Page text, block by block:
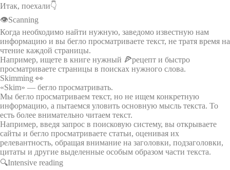
Итак, поехали👇
👁Scanning
Когда необходимо найти нужную, заведомо известную нам
информацию и вы бегло просматриваете текст, не тратя время на
чтение каждой страницы.
Например, ищете в книге нужный 🍕рецепт и быстро
просматриваете страницы в поисках нужного слова.
Skimming 👀
«Skim» — бегло просматривать.
Мы бегло просматриваем текст, но не ищем конкретную
информацию, а пытаемся уловить основную мысль текста. То
есть более внимательно читаем текст.
Например, введя запрос в поисковую систему, вы открываете
сайты и бегло просматриваете статьи, оценивая их
релевантность, обращая внимание на заголовки, подзаголовки,
цитаты и другие выделенные особым образом части текста.
🔍Intensive reading